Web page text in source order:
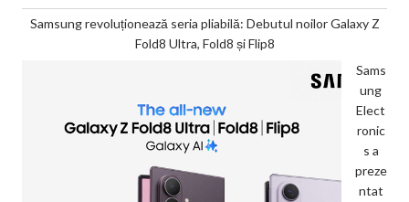
Samsung revoluționează seria pliabilă: Debutul noilor Galaxy Z
Fold8 Ultra, Fold8 și Flip8
Sams
ung
Elect
ronic
s a
preze
ntat